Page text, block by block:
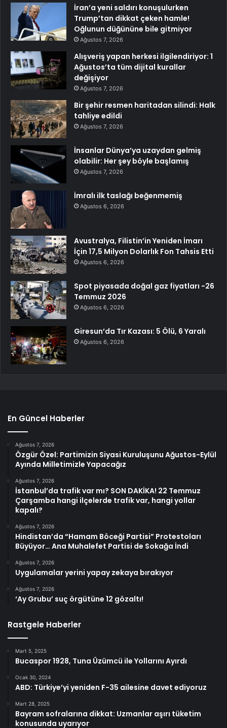
İran’a yeni saldırı konuşulurken
Trump’tan dikkat çeken hamle!
Oğlunun düğününe bile gitmiyor
Ağustos 7, 2026
Alışveriş yapan herkesi ilgilendiriyor: 1
Ağustos’ta tüm dijital kurallar
değişiyor
Ağustos 7, 2026
Bir şehir resmen haritadan silindi: Halk
tahliye edildi
Ağustos 7, 2026
İnsanlar Dünya’ya uzaydan gelmiş
olabilir: Her şey böyle başlamış
Ağustos 7, 2026
İmralı ilk taslağı beğenmemiş
Ağustos 6, 2026
Avustralya, Filistin’in Yeniden İmarı
İçin 17,5 Milyon Dolarlık Fon Tahsis Etti
Ağustos 6, 2026
Spot piyasada doğal gaz fiyatları -26
Temmuz 2026
Ağustos 6, 2026
Giresun’da Tır Kazası: 5 Ölü, 6 Yaralı
Ağustos 6, 2026
En Güncel Haberler
Ağustos 7, 2026
Özgür Özel: Partimizin Siyasi Kuruluşunu Ağustos-Eylül
Ayında Milletimizle Yapacağız
Ağustos 7, 2026
İstanbul’da trafik var mı? SON DAKİKA! 22 Temmuz
Çarşamba hangi ilçelerde trafik var, hangi yollar
kapalı?
Ağustos 7, 2026
Hindistan’da “Hamam Böceği Partisi” Protestoları
Büyüyor… Ana Muhalefet Partisi de Sokağa İndi
Ağustos 7, 2026
Uygulamalar yerini yapay zekaya bırakıyor
Ağustos 7, 2026
‘Ay Grubu’ suç örgütüne 12 gözaltı!
Rastgele Haberler
Mart 5, 2025
Bucaspor 1928, Tuna Üzümcü ile Yollarını Ayırdı
Ocak 30, 2024
ABD: Türkiye’yi yeniden F-35 ailesine davet ediyoruz
Mart 28, 2025
Bayram sofralarına dikkat: Uzmanlar aşırı tüketim
konusunda uyarıyor